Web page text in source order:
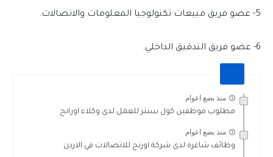
5- عضو فريق مبيعات تكنولوجيا المعلومات والاتصالات.
6- عضو فريق التدقيق الداخلي.
منذ بضع اعوام
مطلوب موظفين كول سنتر للعمل لدى وكلاء اورانج
منذ بضع اعوام
وظائف شاغرة لدى شركة اورنج للاتصالات في الاردن